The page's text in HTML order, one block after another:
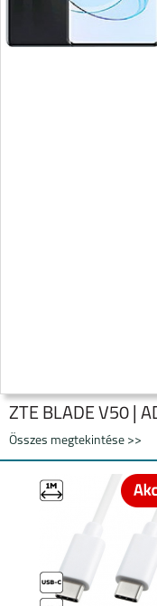
ZTE BLADE V50
ZTE BLADE V50 |
Összes megtekintése >>